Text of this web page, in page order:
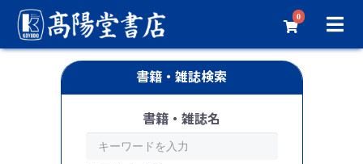
0
書籍・雑誌検索
書籍・雑誌名
└ 血液内科
└ 脳神経内科・神経内科
└ 膠原病・リウマチ